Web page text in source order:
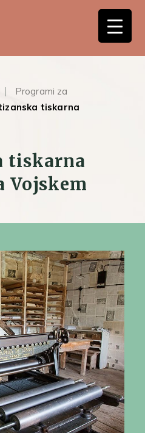
Programi za
tiskarna
tiskarna
Vojskem